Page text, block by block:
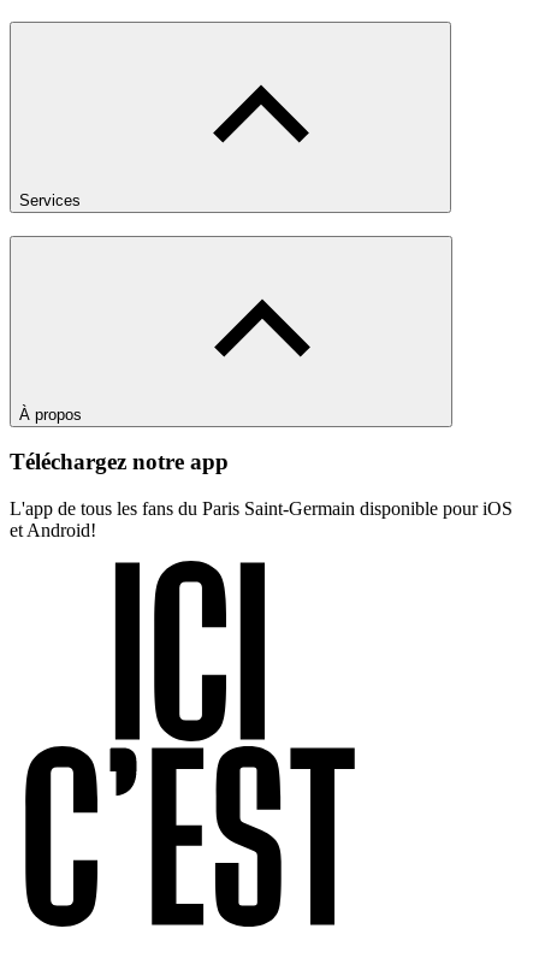
Services
À propos
Téléchargez notre app
L'app de tous les fans du Paris Saint-Germain disponible pour iOS
et Android!